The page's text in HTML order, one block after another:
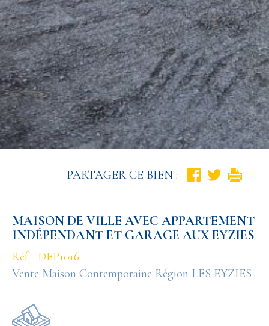
PARTAGER CE BIEN :
MAISON DE VILLE AVEC APPARTEMENT
INDÉPENDANT ET GARAGE AUX EYZIES
Réf. : DEP1016
Vente Maison Contemporaine Région LES EYZIES